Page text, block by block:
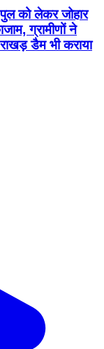
को लेकर जोहार
ग्रामीणों ने
राखड़ डैम भी कराया